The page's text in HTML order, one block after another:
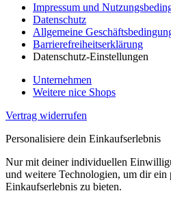
Impressum und
Datenschutz
Allgemeine
Barrierefreiheitserklärung
Datenschutz-Einstellungen
Unternehmen
Weitere nice Shops
Vertrag widerrufen
Personalisiere dein Einkaufserlebnis
Nur mit deiner individuellen
und weitere Technologien, um dir ein
Einkaufserlebnis zu bieten.